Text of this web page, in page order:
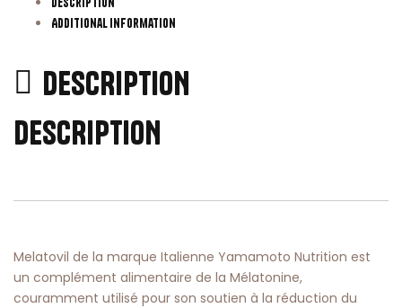
Additional information
DESCRIPTION
DESCRIPTION
Melatovil de la marque Italienne Yamamoto Nutrition est
un complément alimentaire de la Mélatonine,
couramment utilisé pour son soutien à la réduction du